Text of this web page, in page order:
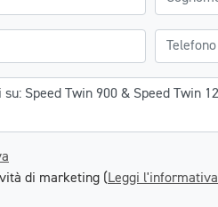
Telefono
di marketing (Leggi l'informativa